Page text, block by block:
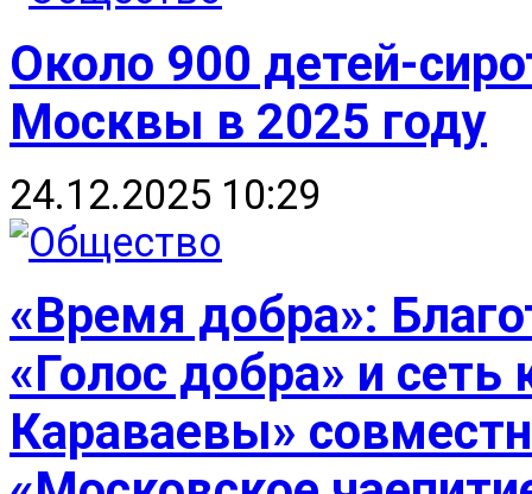
Около 900 детей-
Москвы в 2025 году
24.12.2025 10:29
«Время добра»:
«Голос добра» и
Караваевы»